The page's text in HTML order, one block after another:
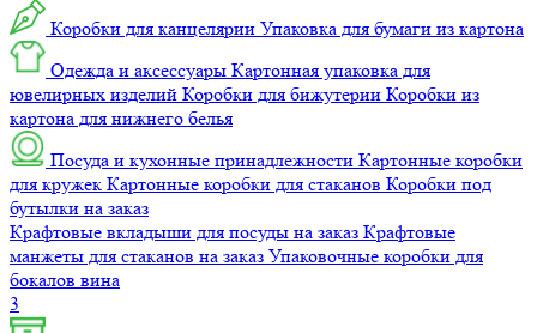
Коробки для канцелярии Упаковка для бумаги из картона
Одежда и аксессуары Картонная упаковка для
ювелирных изделий Коробки для бижутерии Коробки из
картона для нижнего белья
Посуда и кухонные принадлежности Картонные коробки
для кружек Картонные коробки для стаканов Коробки под
бутылки на заказ
Крафтовые вкладыши для посуды на заказ Крафтовые
манжеты для стаканов на заказ Упаковочные коробки для
бокалов вина
3